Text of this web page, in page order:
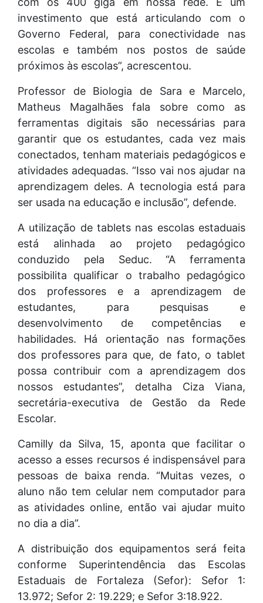
investimento que está articulando com o
Governo Federal, para conectividade nas
escolas e também nos postos de saúde
próximos às escolas”, acrescentou.
Professor de Biologia de Sara e Marcelo,
Matheus Magalhães fala sobre como as
ferramentas digitais são necessárias para
garantir que os estudantes, cada vez mais
conectados, tenham materiais pedagógicos e
atividades adequadas. “Isso vai nos ajudar na
aprendizagem deles. A tecnologia está para
ser usada na educação e inclusão”, defende.
A utilização de tablets nas escolas estaduais
está alinhada ao projeto pedagógico
conduzido pela Seduc. “A ferramenta
possibilita qualificar o trabalho pedagógico
dos professores e a aprendizagem de
estudantes, para pesquisas e
desenvolvimento de competências e
habilidades. Há orientação nas formações
dos professores para que, de fato, o tablet
possa contribuir com a aprendizagem dos
nossos estudantes”, detalha Ciza Viana,
secretária-executiva de Gestão da Rede
Escolar.
Camilly da Silva, 15, aponta que facilitar o
acesso a esses recursos é indispensável para
pessoas de baixa renda. “Muitas vezes, o
aluno não tem celular nem computador para
as atividades online, então vai ajudar muito
no dia a dia”.
A distribuição dos equipamentos será feita
conforme Superintendência das Escolas
Estaduais de Fortaleza (Sefor): Sefor 1:
13.972; Sefor 2: 19.229; e Sefor 3:18.922.